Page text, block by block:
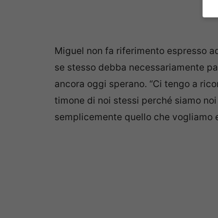
Miguel non fa riferimento espresso
se stesso debba necessariamente
ancora oggi sperano. “Ci tengo a
timone di noi stessi perché siamo
semplicemente quello che vogliamo